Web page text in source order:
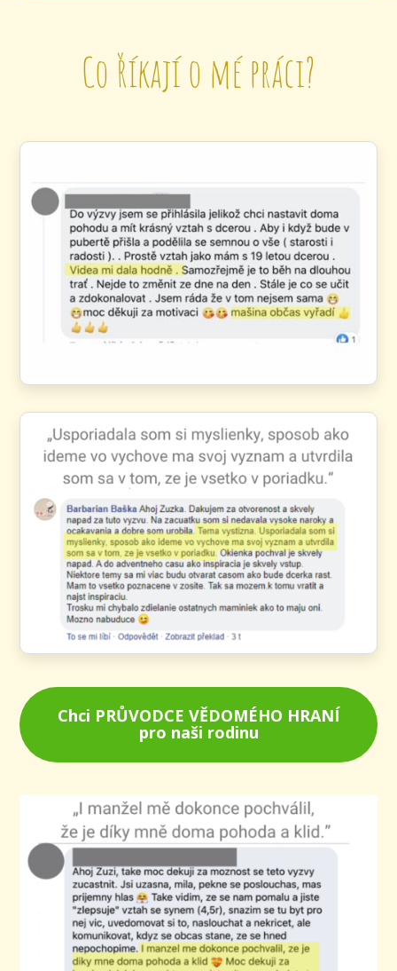
Co říkají o mé práci?
Chci PRŮVODCE VĚDOMÉHO HRANÍ
pro naši rodinu